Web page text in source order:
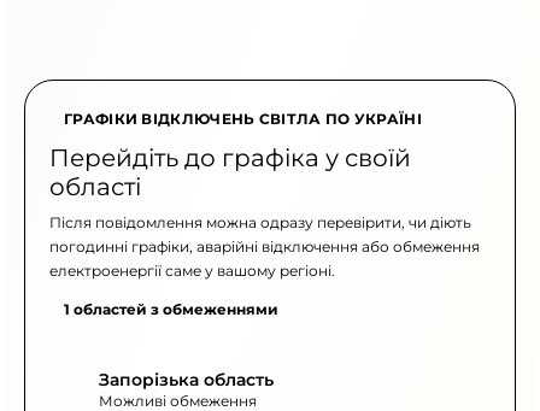
ГРАФІКИ ВІДКЛЮЧЕНЬ СВІТЛА ПО УКРАЇНІ
Перейдіть до графіка у своїй
області
Після повідомлення можна одразу перевірити, чи діють
погодинні графіки, аварійні відключення або обмеження
електроенергії саме у вашому регіоні.
1 областей з обмеженнями
Запорізька область
Можливі обмеження